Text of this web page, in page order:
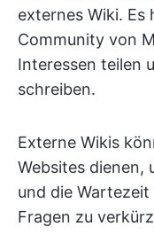
externes Wiki. Es
Community von
Interessen teilen
schreiben.
Externe Wikis
Websites dienen,
und die
Fragen zu